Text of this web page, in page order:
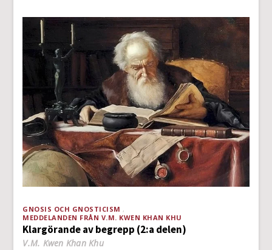
GNOSIS OCH GNOSTICISM
MEDDELANDEN FRÅN V.M. KWEN KHAN KHU
Klargörande av begrepp (2:a delen)
V.M. Kwen Khan Khu